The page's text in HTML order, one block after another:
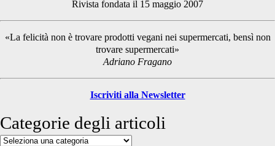
Sidebar
Rivista fondata il 15 maggio 2007
«La felicità non è trovare prodotti vegani nei supermercati, bensì non
trovare supermercati»
Adriano Fragano
Iscriviti alla Newsletter
Categorie degli articoli
Categorie